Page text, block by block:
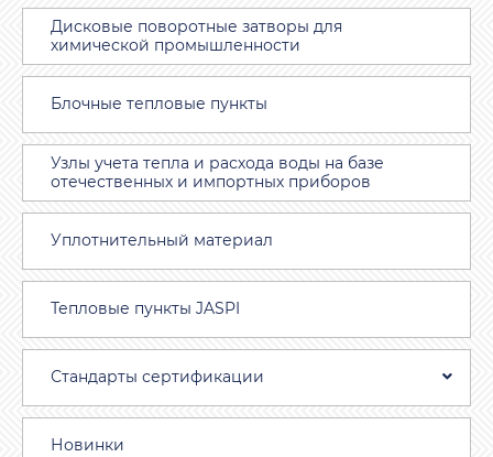
Дисковые поворотные затворы для
химической промышленности
Блочные тепловые пункты
Узлы учета тепла и расхода воды на базе
отечественных и импортных приборов
Уплотнительный материал
Тепловые пункты JASPI
Стандарты сертификации
Новинки